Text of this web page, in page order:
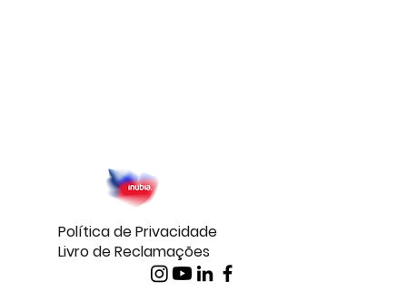
Política de Privacidade